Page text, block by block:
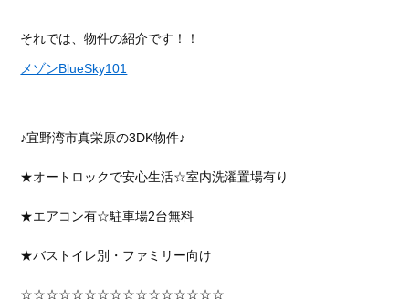
それでは、物件の紹介です！！
メゾンBlueSky101
♪宜野湾市真栄原の3DK物件♪
★オートロックで安心生活☆室内洗濯置場有り
★エアコン有☆駐車場2台無料
★バストイレ別・ファミリー向け
☆☆☆☆☆☆☆☆☆☆☆☆☆☆☆☆